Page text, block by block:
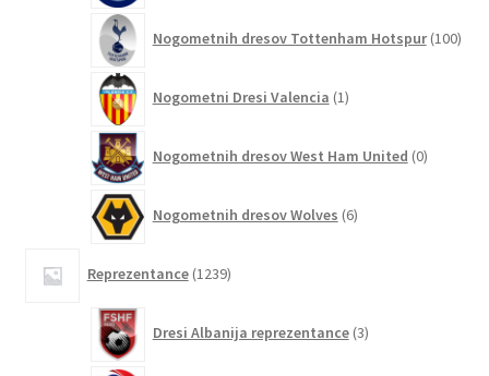
Nogometnih dresov Tottenham Hotspur 100
Nogometni Dresi Valencia 1izdelek
Nogometnih dresov West Ham United 0izdelkov
Nogometnih dresov Wolves 6izdelkov
Reprezentance 1239izdelkov
Dresi Albanija reprezentance 3izdelki